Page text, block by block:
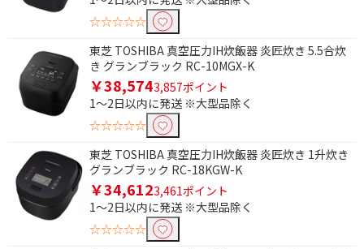
☆☆☆☆☆
東芝 TOSHIBA 真空圧力IH炊飯器 炎匠炊き 5.5合炊
き グランブラック RC-10MGX-K
￥38,5743,857ポイント
1～2日以内に発送 ※大型品除く
☆☆☆☆☆
東芝 TOSHIBA 真空圧力IH炊飯器 炎匠炊き 1升炊き
グランブラック RC-18KGW-K
￥34,6123,461ポイント
1～2日以内に発送 ※大型品除く
☆☆☆☆☆
を除外して検索します。
価格で絞り込む
円~
円
ブランド名で絞り込む
炎舞炊き
極め炊き
炭炊釜
炊きたて
炎匠炊き